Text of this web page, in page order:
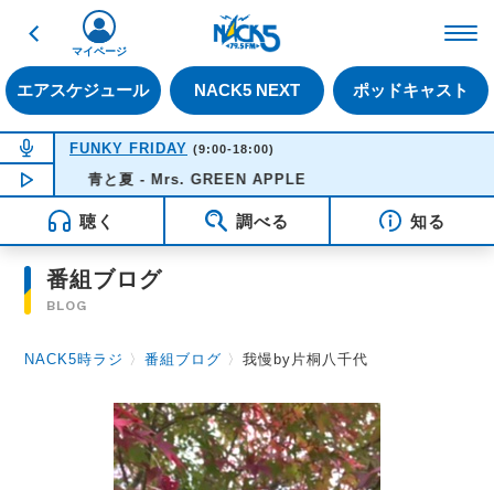
戻る
エアスケジュール NACK5 NEXT ポッドキャスト
マイページ
NOW ON AIR
FUNKY FRIDAY (9:00-18:00)
NOW PLAYING10:08
青と夏 - Mrs. GREEN APPLE
聴く 調べる 知る
番組ブログ
BLOG
NACK5時ラジ 〉番組ブログ 〉我慢by片桐八千代